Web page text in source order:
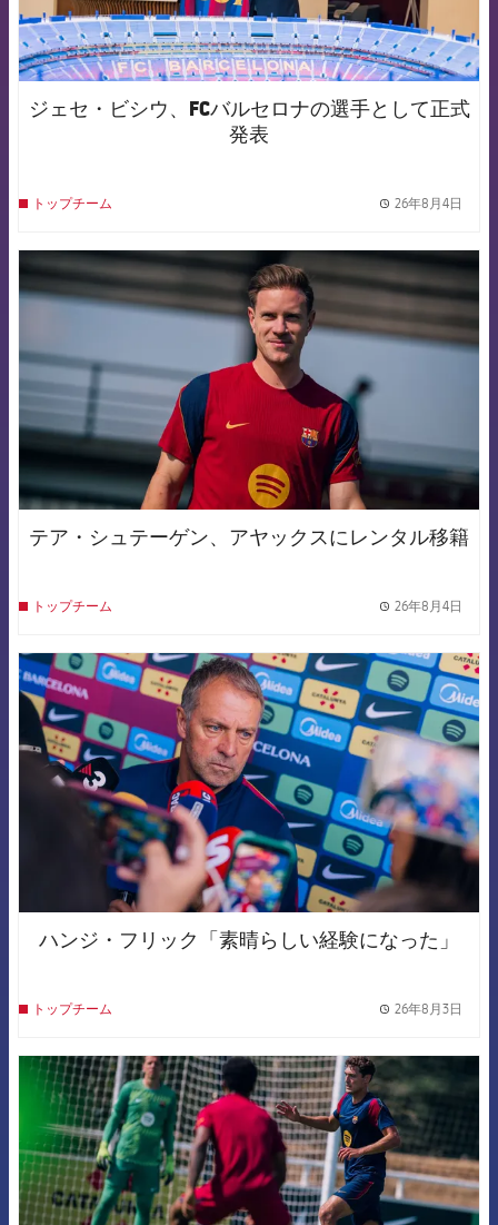
ジェセ・ビシウ、FCバルセロナの選手として正式
発表
トップチーム 26年8月4日
FCB Barcelona badge
テア・シュテーゲン、アヤックスにレンタル移籍
トップチーム 26年8月4日
FCB Barcelona badge
ハンジ・フリック「素晴らしい経験になった」
トップチーム 26年8月3日
FCB Barcelona badge